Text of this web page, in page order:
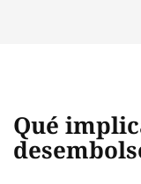
Qué